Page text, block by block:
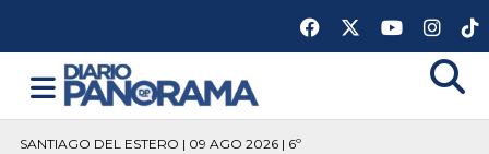
SANTIAGO DEL ESTERO | 09 AGO 2026 | 6º